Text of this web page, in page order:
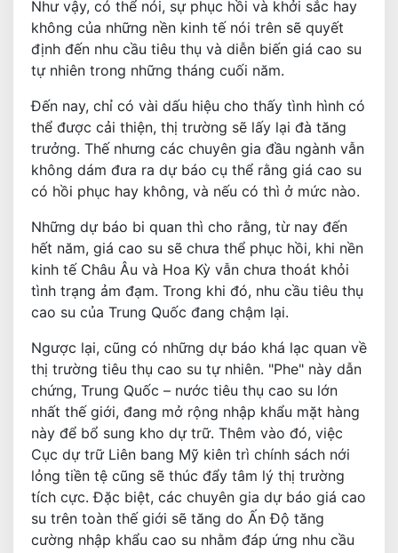
Như vậy, có thể nói, sự phục hồi và khởi sắc hay
không của những nền kinh tế nói trên sẽ quyết
định đến nhu cầu tiêu thụ và diễn biến giá cao su
tự nhiên trong những tháng cuối năm.
Đến nay, chỉ có vài dấu hiệu cho thấy tình hình có
thể được cải thiện, thị trường sẽ lấy lại đà tăng
trưởng. Thế nhưng các chuyên gia đầu ngành vẫn
không dám đưa ra dự báo cụ thể rằng giá cao su
có hồi phục hay không, và nếu có thì ở mức nào.
Những dự báo bi quan thì cho rằng, từ nay đến
hết năm, giá cao su sẽ chưa thể phục hồi, khi nền
kinh tế Châu Âu và Hoa Kỳ vẫn chưa thoát khỏi
tình trạng ảm đạm. Trong khi đó, nhu cầu tiêu thụ
cao su của Trung Quốc đang chậm lại.
Ngược lại, cũng có những dự báo khá lạc quan về
thị trường tiêu thụ cao su tự nhiên. "Phe" này dẫn
chứng, Trung Quốc – nước tiêu thụ cao su lớn
nhất thế giới, đang mở rộng nhập khẩu mặt hàng
này để bổ sung kho dự trữ. Thêm vào đó, việc
Cục dự trữ Liên bang Mỹ kiên trì chính sách nới
lỏng tiền tệ cũng sẽ thúc đẩy tâm lý thị trường
tích cực. Đặc biệt, các chuyên gia dự báo giá cao
su trên toàn thế giới sẽ tăng do Ấn Độ tăng
cường nhập khẩu cao su nhằm đáp ứng nhu cầu